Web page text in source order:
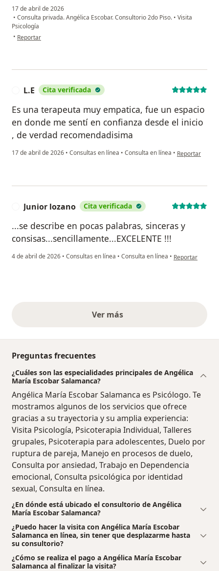
17 de abril de 2026
• Consulta privada. Angélica Escobar. Consultorio 2do Piso. • Visita
Psicología
• en opinión del usuario GV
Reportar
L.E Cita verificada
Es una terapeuta muy empatica, fue un espacio
en donde me sentí en confianza desde el inicio
, de verdad recomendadisima
17 de abril de 2026 • Consultas en línea • Consulta en línea • en opinión del
Reportar
Junior lozano Cita verificada
...se describe en pocas palabras, sinceras y
consisas...sencillamente...EXCELENTE !!!
4 de abril de 2026 • Consultas en línea • Consulta en línea • en opinión del
Reportar
Ver másopiniones anteriores
Preguntas frecuentes
¿Cuáles son las especialidades principales de Angélica
María Escobar Salamanca?
Angélica María Escobar Salamanca es Psicólogo. Te
mostramos algunos de los servicios que ofrece
gracias a su trayectoria y su amplia experiencia:
Visita Psicología, Psicoterapia Individual, Talleres
grupales, Psicoterapia para adolescentes, Duelo por
ruptura de pareja, Manejo en procesos de duelo,
Consulta por ansiedad, Trabajo en Dependencia
emocional, Consulta psicológica por identidad
sexual, Consulta en línea.
¿En dónde está ubicado el consultorio de Angélica
María Escobar Salamanca?
¿Puedo hacer la visita con Angélica María Escobar
Salamanca en línea, sin tener que desplazarme hasta
su consultorio?
¿Cómo se realiza el pago a Angélica María Escobar
Salamanca al finalizar la visita?